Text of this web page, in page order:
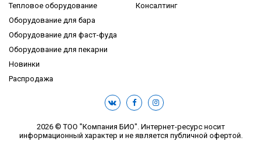
Тепловое оборудование
Оборудование для бара
Оборудование для фаст-фуда
Оборудование для пекарни
Новинки
Распродажа
Консалтинг
2026 © ТОО "Компания БИО". Интернет-ресурс носит
информационный характер и не является публичной офертой.